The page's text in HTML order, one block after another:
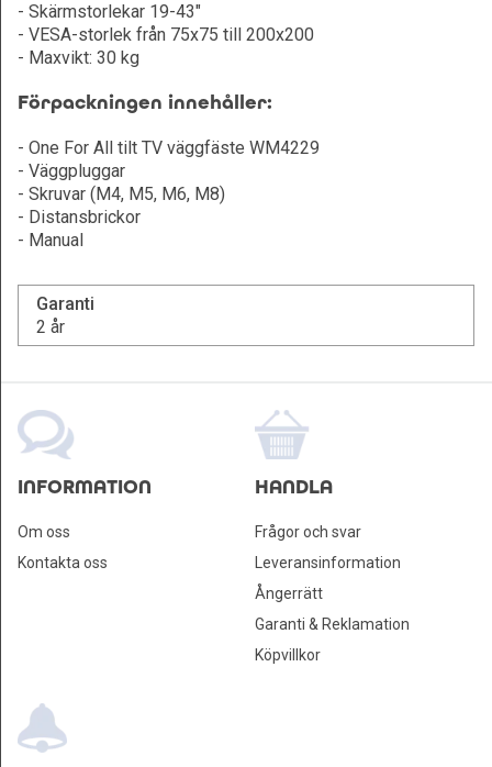
- Skärmstorlekar 19-43"
- VESA-storlek från 75x75 till 200x200
- Maxvikt: 30 kg
Förpackningen innehåller:
- One For All tilt TV väggfäste WM4229
- Väggpluggar
- Skruvar (M4, M5, M6, M8)
- Distansbrickor
- Manual
Garanti
2 år
INFORMATION
Om oss
Kontakta oss
HANDLA
Frågor och svar
Leveransinformation
Ångerrätt
Garanti & Reklamation
Köpvillkor